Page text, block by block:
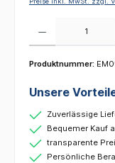
Produktnummer:
Unsere
Zuverlässige
Bequemer Kauf
transparente
Persönliche